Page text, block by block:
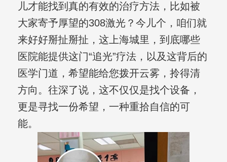
儿才能找到真的有效的治疗方法，比如被
大家寄予厚望的308激光？今儿个，咱们就
来好好掰扯掰扯，这上海城里，到底哪些
医院能提供这门“追光”疗法，以及这背后的
医学门道，希望能给您拨开云雾，拎得清
方向。往深了说，这不仅仅是找个设备，
更是寻找一份希望，一种重拾自信的可
能。